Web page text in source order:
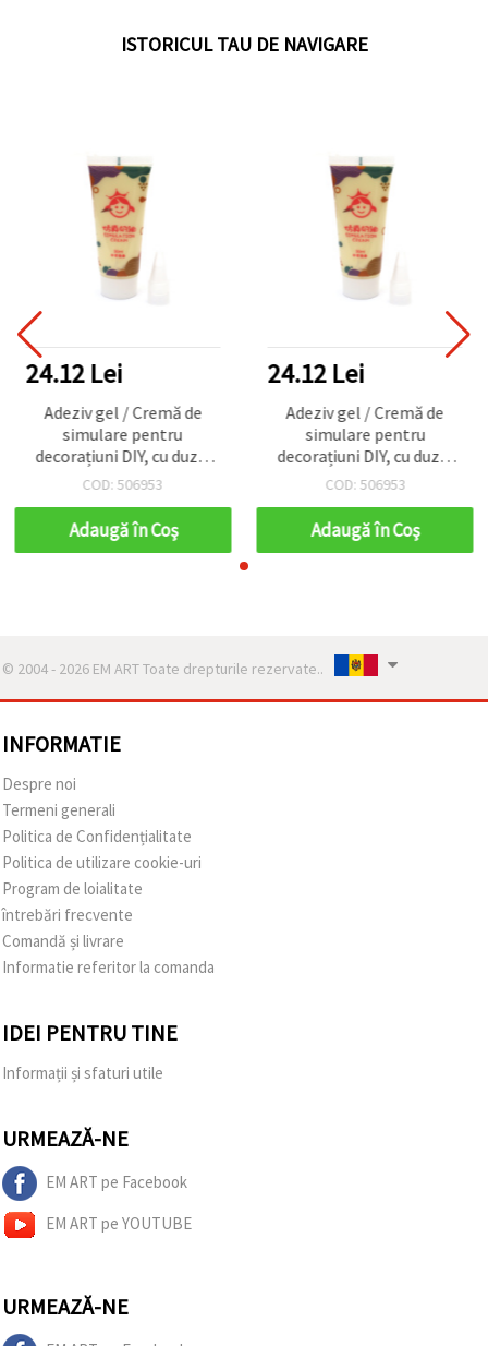
ISTORICUL TAU DE NAVIGARE
24.12 Lei
Adeziv gel / Cremă de
simulare pentru
decorațiuni DIY, cu duză,
galben deschis - 50 ml
COD: 506953
Adaugă în Coş
24.12 Lei
Adeziv gel / Cremă de
simulare pentru
decorațiuni DIY, cu duză,
galben deschis - 50 ml
COD: 506953
Adaugă în Coş
© 2004 - 2026 EM ART Toate drepturile rezervate..
INFORMATIE
Despre noi
Termeni generali
Politica de Confidențialitate
Politica de utilizare cookie-uri
Program de loialitate
întrebări frecvente
Comandă și livrare
Informatie referitor la comanda
IDEI PENTRU TINE
Informații și sfaturi utile
URMEAZĂ-NE
EM ART pe Facebook
EM ART pe YOUTUBE
URMEAZĂ-NE